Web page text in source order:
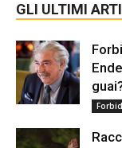
GLI ULTIMI